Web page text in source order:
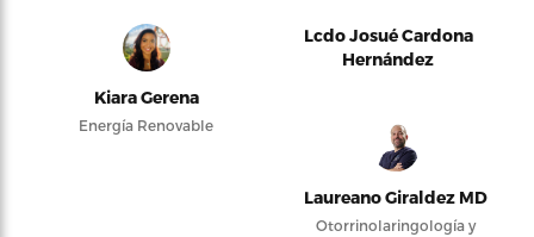
Kiara Gerena
Energía Renovable
Lcdo Josué Cardona
Hernández
Laureano Giraldez MD
Otorrinolaringología y